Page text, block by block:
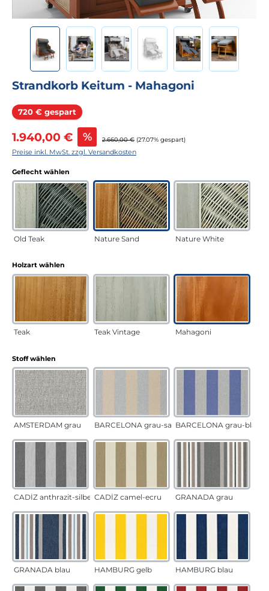
Strandkorb Keitum - Mahagoni
720 € gespart Rabatt
Verkaufspreis:
1.940,00 € % Regulärer Preis:
2.660,00 € (27.07% gespart)
Preise inkl. MwSt. zzgl. Versandkosten
Geflecht wählen
Old Teak Nature Sand Nature White
Holzart wählen
Teak Teak Vintage Mahagoni
Stoff wählen
AMSTERDAM grau BARCELONA grau-sandBARCELONA grau-blau
CADÍZ anthrazit-silber CADÍZ camel-ecru GRANADA grau
GRANADA blau HAMBURG gelb HAMBURG blau